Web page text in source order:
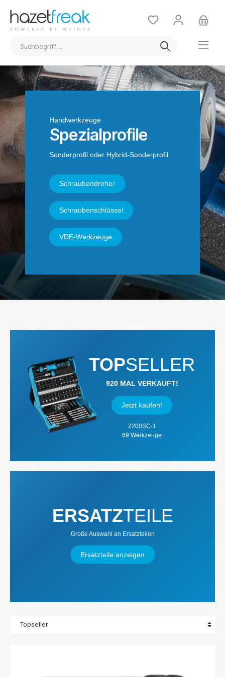
Handwerkzeuge
Spezialprofile
Sonderprofil oder Hybrid-Sonderprofil
Schraubendreher
Schraubenschlüssel
VDE-Werkzeuge
TOPSELLER
920 MAL VERKAUFT!
Jetzt kaufen!
2200SC-1
69 Werkzeuge
ERSATZTEILE
Große Auswahl an Ersatzteilen
Ersatzteile anzeigen